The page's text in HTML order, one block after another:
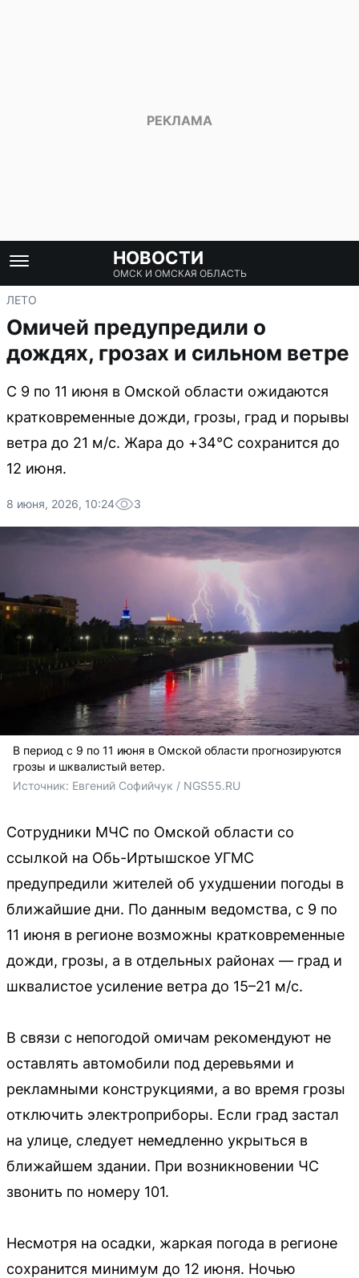
НОВОСТИ
ОМСК И ОМСКАЯ ОБЛАСТЬ
ЛЕТО
Омичей предупредили о
дождях, грозах и сильном ветре
С 9 по 11 июня в Омской области ожидаются
кратковременные дожди, грозы, град и порывы
ветра до 21 м/с. Жара до +34°С сохранится до
12 июня.
8 июня, 2026, 10:24 3
В период с 9 по 11 июня в Омской области прогнозируются
грозы и шквалистый ветер.
Источник: Евгений Софийчук / NGS55.RU
Сотрудники МЧС по Омской области со
ссылкой на Обь-Иртышское УГМС
предупредили жителей об ухудшении погоды в
ближайшие дни. По данным ведомства, с 9 по
11 июня в регионе возможны кратковременные
дожди, грозы, а в отдельных районах — град и
шквалистое усиление ветра до 15–21 м/с.
В связи с непогодой омичам рекомендуют не
оставлять автомобили под деревьями и
рекламными конструкциями, а во время грозы
отключить электроприборы. Если град застал
на улице, следует немедленно укрыться в
ближайшем здании. При возникновении ЧС
звонить по номеру 101.
Несмотря на осадки, жаркая погода в регионе
сохранится минимум до 12 июня. Ночью